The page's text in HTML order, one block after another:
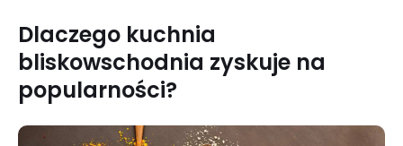
Dlaczego kuchnia
bliskowschodnia zyskuje na
popularności?